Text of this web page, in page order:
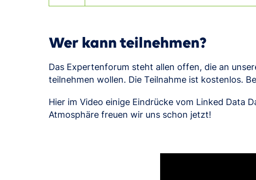
Wer kann teilnehmen?
Das Expertenforum steht allen offen, die an
teilnehmen wollen. Die Teilnahme ist kostenlos.
Hier im Video einige Eindrücke vom Linked Data
Atmosphäre freuen wir uns schon jetzt!